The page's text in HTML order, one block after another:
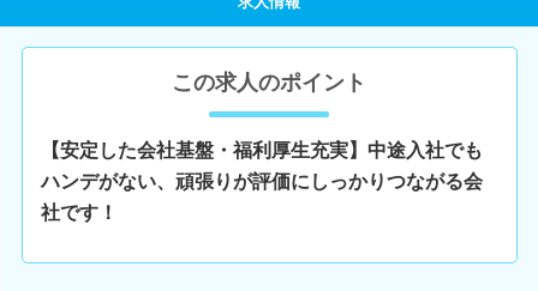
この求人のポイント
【安定した会社基盤・福利厚生充実】中途入社でも
ハンデがない、頑張りが評価にしっかりつながる会
社です！